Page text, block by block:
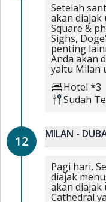
Setelah
akan
Square &
Sighs,
penting
Anda akan
yaitu Milan
Hotel *3
Sudah
12 MILAN -
Pagi hari,
diajak
akan
Cathedral